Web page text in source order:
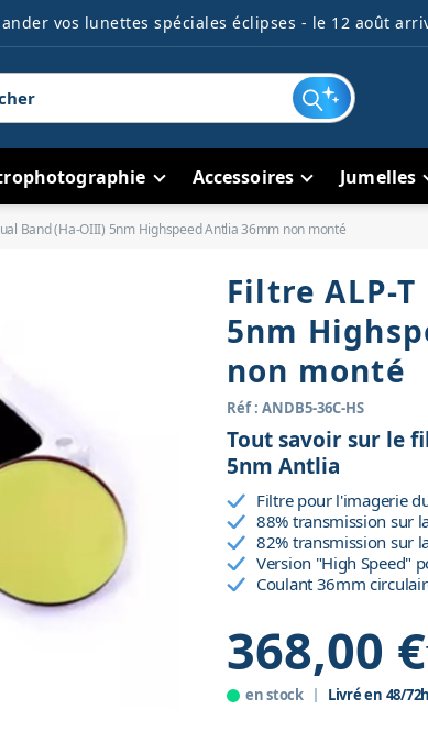
vos lunettes spéciales éclipses - le 12 août
Accessoires Jumelles
Band (Ha-OIII) 5nm Highspeed Antlia 36mm non monté
Filtre ALP-
5nm
non monté
Réf : ANDB5-36C-HS
Tout savoir sur le
5nm Antlia
Filtre pour l'imagerie
88% transmission sur
82% transmission sur
Version "High Speed"
Coulant 36mm
368,00 €
en stock Livré en 48/72h